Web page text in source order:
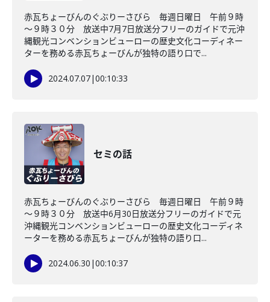
赤瓦ちょーびんのぐぶりーさびら 毎週日曜日 午前９時
～９時３０分 放送中7月7日放送分フリーのガイドで元沖
縄観光コンベンションビューローの歴史文化コーディネー
ターを務める赤瓦ちょーびんが独特の語り口で...
2024.07.07|00:10:33
セミの話
赤瓦ちょーびんのぐぶりーさびら 毎週日曜日 午前９時
～９時３０分 放送中6月30日放送分フリーのガイドで元
沖縄観光コンベンションビューローの歴史文化コーディネ
ーターを務める赤瓦ちょーびんが独特の語り口...
2024.06.30 |00:10:37